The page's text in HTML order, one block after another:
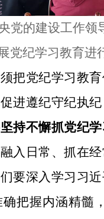
党的建设工作
党纪学习教育进
把党纪学习教
进遵纪守纪执
持不懈抓党纪学
入日常、抓在
要深入学习习
把握内涵精髓